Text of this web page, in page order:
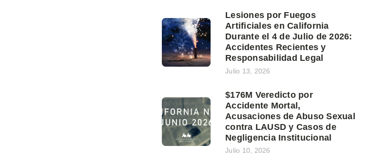
Lesiones por Fuegos
Artificiales en California
Durante el 4 de Julio de 2026:
Accidentes Recientes y
Responsabilidad Legal
Julio 13, 2026
$176M Veredicto por
Accidente Mortal,
Acusaciones de Abuso Sexual
contra LAUSD y Casos de
Negligencia Institucional
Julio 10, 2026